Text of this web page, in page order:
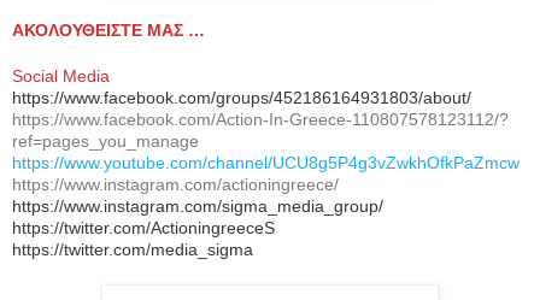
ΑΚΟΛΟΥΘΕΙΣΤΕ ΜΑΣ …
Social Media
https://www.facebook.com/groups/452186164931803/about/
https://www.facebook.com/Action-In-Greece-110807578123112/?
ref=pages_you_manage
https://www.youtube.com/channel/UCU8g5P4g3vZwkhOfkPaZmcw
https://www.instagram.com/actioningreece/
https://www.instagram.com/sigma_media_group/
https://twitter.com/ActioningreeceS
https://twitter.com/media_sigma